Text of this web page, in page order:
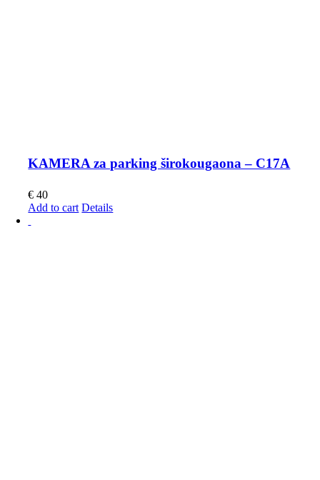
KAMERA za parking širokougaona – C17A
€ 40
Add to cart Details